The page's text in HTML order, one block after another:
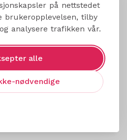
på nettstedet
brukeropplevelsen, tilby
analysere trafikken vår.
alle
nødvendige